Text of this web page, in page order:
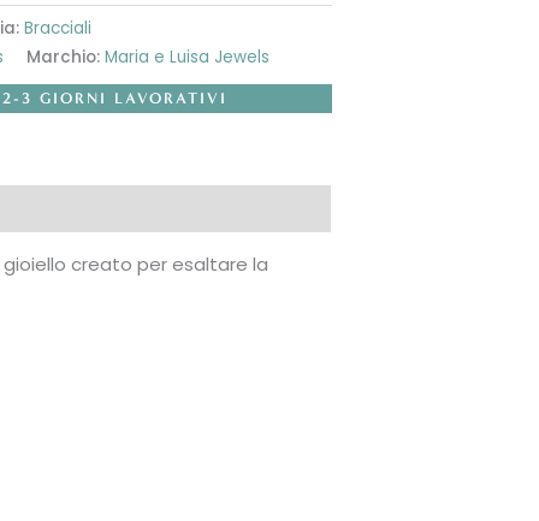
Bracciali
Marchio: Maria e Luisa Jewels
3 GIORNI LAVORATIVI
creato per esaltare la